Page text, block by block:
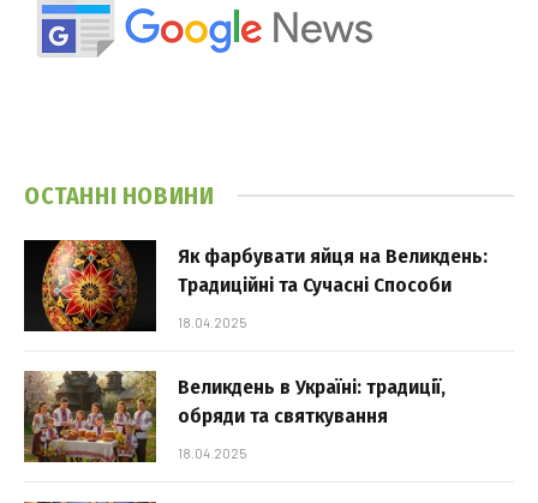
ОСТАННІ НОВИНИ
Як фарбувати яйця на Великдень:
Традиційні та Сучасні Способи
18.04.2025
Великдень в Україні: традиції,
обряди та святкування
18.04.2025